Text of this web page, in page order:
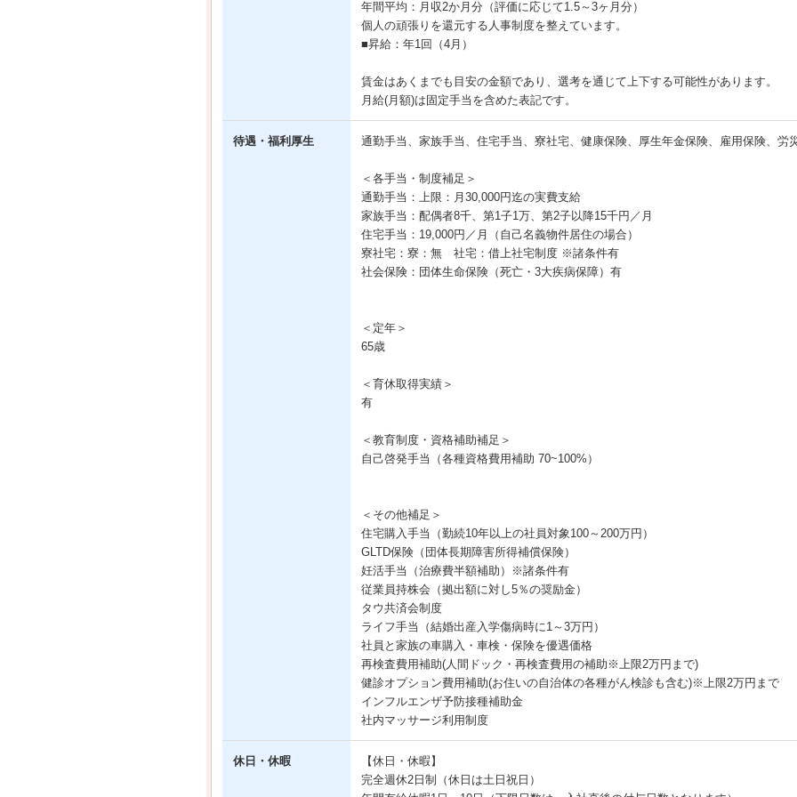
年間平均：月収2か月分（評価に応じて1.5～3ヶ月分）
個人の頑張りを還元する人事制度を整えています。
■昇給：年1回（4月）
賃金はあくまでも目安の金額であり、選考を通じて上下する可能性があります。
月給(月額)は固定手当を含めた表記です。
待遇・福利厚生 通勤手当、家族手当、住宅手当、寮社宅、健康保険、厚生年金保険、雇用保険、労
＜各手当・制度補足＞
通勤手当：上限：月30,000円迄の実費支給
家族手当：配偶者8千、第1子1万、第2子以降15千円／月
住宅手当：19,000円／月（自己名義物件居住の場合）
寮社宅：寮：無 社宅：借上社宅制度 ※諸条件有
社会保険：団体生命保険（死亡・3大疾病保障）有
＜定年＞
65歳
＜育休取得実績＞
有
＜教育制度・資格補助補足＞
自己啓発手当（各種資格費用補助 70~100%）
＜その他補足＞
住宅購入手当（勤続10年以上の社員対象100～200万円）
GLTD保険（団体長期障害所得補償保険）
妊活手当（治療費半額補助）※諸条件有
従業員持株会（拠出額に対し5％の奨励金）
タウ共済会制度
ライフ手当（結婚出産入学傷病時に1～3万円）
社員と家族の車購入・車検・保険を優遇価格
再検査費用補助(人間ドック・再検査費用の補助※上限2万円まで)
健診オプション費用補助(お住いの自治体の各種がん検診も含む)※上限2万円まで
インフルエンザ予防接種補助金
社内マッサージ利用制度
休日・休暇
【休日・休暇】
完全週休2日制（休日は土日祝日）